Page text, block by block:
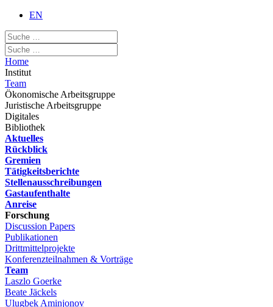
EN
Home
Institut
Team
Ökonomische Arbeitsgruppe
Juristische Arbeitsgruppe
Digitales
Bibliothek
Aktuelles
Rückblick
Gremien
Tätigkeitsberichte
Stellenausschreibungen
Gastaufenthalte
Anreise
Forschung
Discussion Papers
Publikationen
Drittmittelprojekte
Konferenzteilnahmen & Vorträge
Team
Laszlo Goerke
Beate Jäckels
Ulugbek Aminjonov